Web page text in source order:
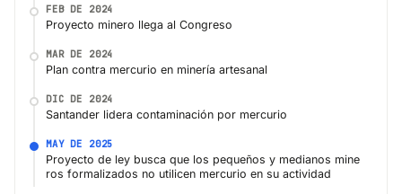
FEB DE 2024
Proyecto minero llega al Congreso
MAR DE 2024
Plan contra mercurio en minería artesanal
DIC DE 2024
Santander lidera contaminación por mercurio
MAY DE 2025
Proyecto de ley busca que los pequeños y medianos mine​
ros formalizados no utilicen mercurio en su actividad